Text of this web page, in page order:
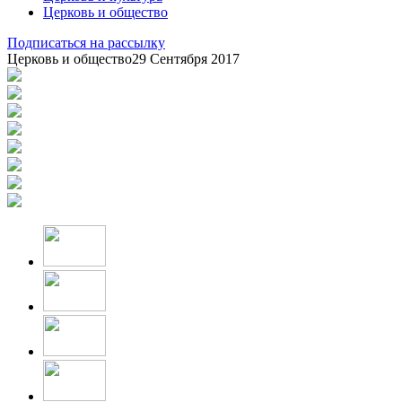
Церковь и общество
Подписаться на рассылку
Церковь и общество29 Сентября 2017